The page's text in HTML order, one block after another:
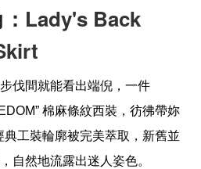
Lady's Back
伐間就能看出端倪，一件
棉麻條紋西裝，彷彿帶妳
工裝輪廓被完美萃取，新舊並
自然地流露出迷人姿色。